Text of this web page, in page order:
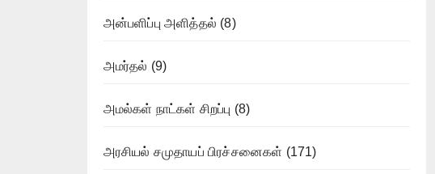
அன்பளிப்பு அளித்தல் (8)
அமர்தல் (9)
அமல்கள் நாட்கள் சிறப்பு (8)
அரசியல் சமுதாயப் பிரச்சனைகள் (171)